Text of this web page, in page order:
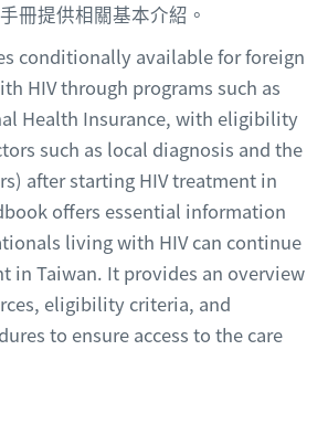
冊提供相關基本介紹。
conditionally available for foreign
HIV through programs such as
Health Insurance, with eligibility
such as local diagnosis and the
after starting HIV treatment in
offers essential information
living with HIV can continue
in Taiwan. It provides an overview
eligibility criteria, and
to ensure access to the care